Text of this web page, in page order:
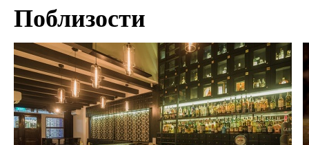
Поблизости